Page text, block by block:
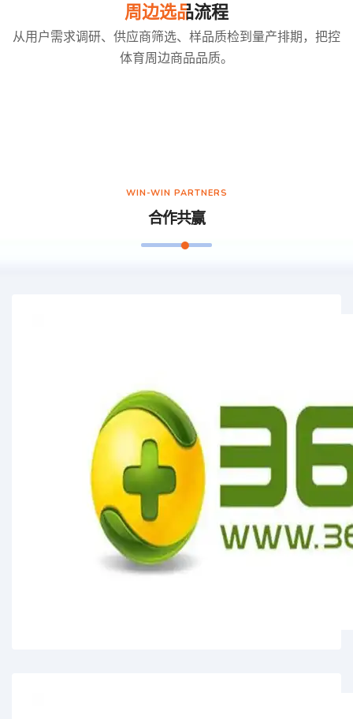
周边选品流程
从用户需求调研、供应商筛选、样品质检到量产排期，把控
体育周边商品品质。
WIN-WIN PARTNERS
合作共赢